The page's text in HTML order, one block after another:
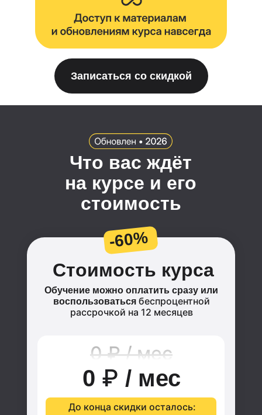
Записаться со скидкой
-60%
0 ₽ / мес
0 ₽ / мес
Что вас ждёт
на курсе и его
стоимость
Обучение можно оплатить сразу или
воспользоваться беспроцентной
рассрочкой на 12 месяцев
Стоимость курса
До конца скидки осталось: